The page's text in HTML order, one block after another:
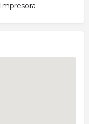
Impresora